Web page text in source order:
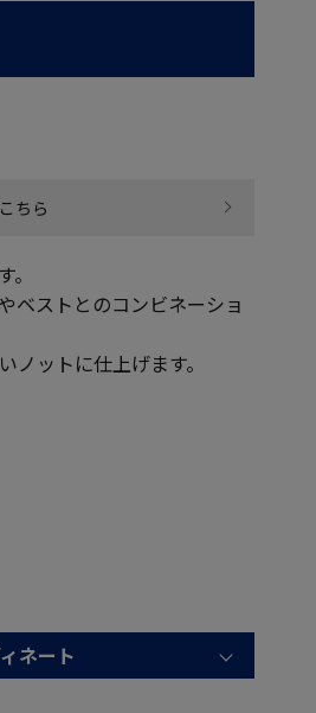
ちら
ベストとのコンビネーショ
ットに仕上げます。
ネート